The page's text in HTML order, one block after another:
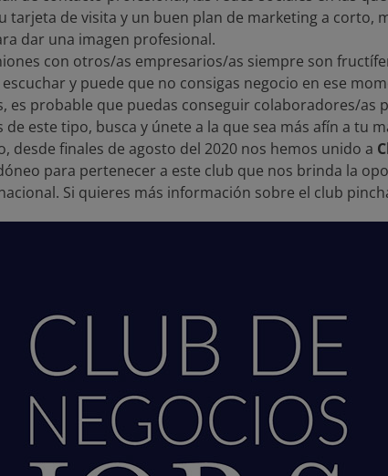
tarjeta de visita y un buen plan de marketing a corto,
dar una imagen profesional.
con otros/as empresarios/as siempre son
y puede que no consigas negocio en ese
es probable que puedas conseguir colaboradores/as
este tipo, busca y únete a la que sea más afín a tu
desde finales de agosto del 2020 nos hemos unido a
para pertenecer a este club que nos brinda la
Si quieres más información sobre el club